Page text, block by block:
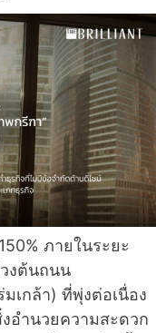
ภายในระยะ
งต้นถนน
เกล้า) ที่พุ่งต่อเนื่อง
อำนวยความสะดวก